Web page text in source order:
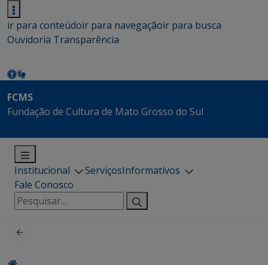
ir para conteúdoir para navegaçãoir para busca
Ouvidoria Transparência
FCMS
Fundação de Cultura de Mato Grosso do Sul
Institucional ServiçosInformativos
Fale Conosco
Pesquisar
por: